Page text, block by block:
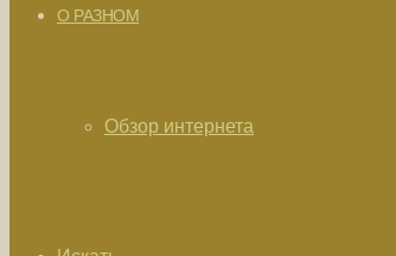
О РАЗНОМ
Обзор интернета